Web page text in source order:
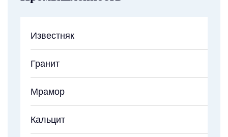
Известняк
Гранит
Мрамор
Кальцит